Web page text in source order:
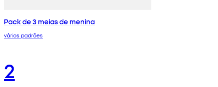
Pack de 3 meias de menina
vários padrões
2